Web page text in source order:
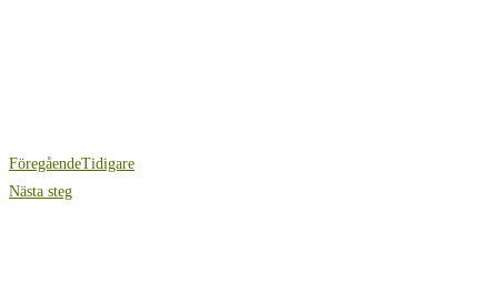
FöregåendeTidigare
Nästa steg